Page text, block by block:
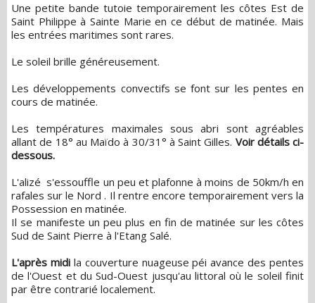
Une petite bande tutoie temporairement les côtes Est de
Saint Philippe à Sainte Marie en ce début de matinée. Mais
les entrées maritimes sont rares.
Le soleil brille généreusement.
Les développements convectifs se font sur les pentes en
cours de matinée.
Les températures maximales sous abri sont agréables
allant de 18° au Maïdo à 30/31° à Saint Gilles. Voir détails ci-
dessous.
L'alizé s'essouffle un peu et plafonne à moins de 50km/h en
rafales sur le Nord . Il rentre encore temporairement vers la
Possession en matinée.
Il se manifeste un peu plus en fin de matinée sur les côtes
Sud de Saint Pierre à l'Etang Salé.
L'après midila couverture nuageuse péi avance des pentes
de l'Ouest et du Sud-Ouest jusqu'au littoral où le soleil finit
par être contrarié localement.